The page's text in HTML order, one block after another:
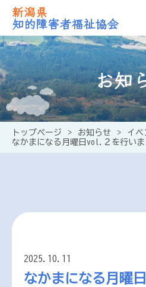
新潟県
知的障害者福祉協会
お知
トップページ > お知らせ > イベ
なかまになる月曜日vol.２を行いま
2025.10.11
なかまになる月曜